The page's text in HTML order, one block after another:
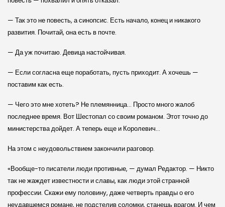
— Так это не повесть, а синопсис. Есть начало, конец и никакого
развития. Почитай, она есть в почте.
— Да уж почитаю. Девица настойчивая.
— Если согласна еще поработать, пусть приходит. А хочешь —
поставим как есть.
— Чего это мне хотеть? Не племянница… Просто много жалоб
последнее время. Вот Шестопал со своим романом. Этот точно до
министерства дойдет. А теперь еще и Королевич…
На этом с неудовольствием закончили разговор.
«Вообще-то писатели люди противные, — думал Редактор. — Никто
так не жаждет известности и славы, как люди этой странной
профессии. Скажи ему половину, даже четверть правды о его
неудавшемся романе, не подстелив соломки, станешь врагом. И чем